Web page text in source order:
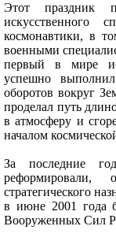
Этот праздник
искусственного
космонавтики, в
военными
первый в мире
успешно
оборотов вокруг
проделал путь
в атмосферу и
началом
За последние
реформировали,
стратегического
в июне 2001 года
Вооруженных Сил